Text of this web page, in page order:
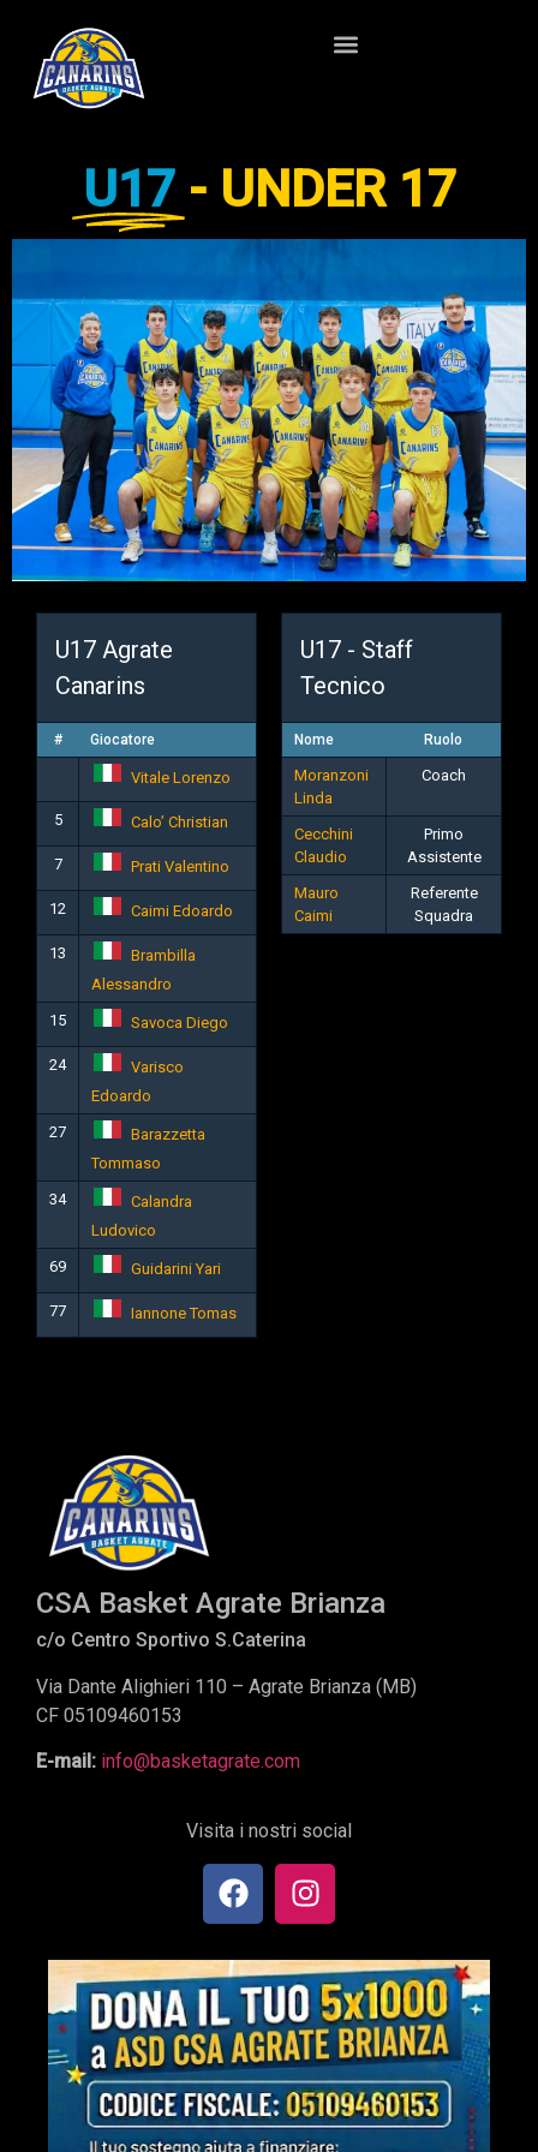
U17 - UNDER 17
U17 Agrate
Canarins
# Giocatore
Vitale Lorenzo
5 Calo’ Christian
7 Prati Valentino
12 Caimi Edoardo
13
Brambilla
Alessandro
15
Savoca Diego
24
Varisco
Edoardo
27
Barazzetta
Tommaso
34
Calandra
Ludovico
69
Guidarini Yari
77 Iannone Tomas
U17 - Staff
Tecnico
Nome Ruolo
Moranzoni
Linda
Coach
Cecchini
Claudio
Primo
Assistente
Mauro
Caimi
Referente
Squadra
CSA Basket Agrate Brianza
c/o Centro Sportivo S.Caterina
Via Dante Alighieri 110 – Agrate Brianza (MB)
CF 05109460153
E-mail: info@basketagrate.com
Visita i nostri social